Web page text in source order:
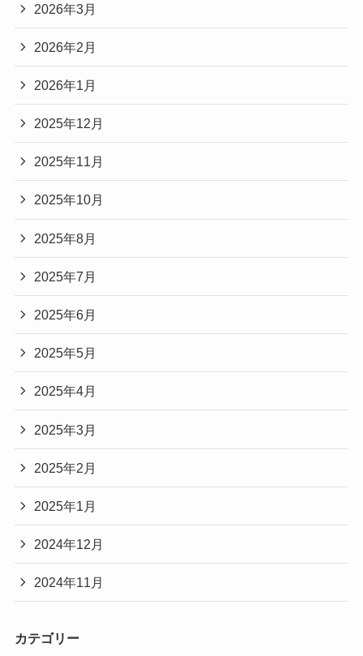
2026年3月
2026年2月
2026年1月
2025年12月
2025年11月
2025年10月
2025年8月
2025年7月
2025年6月
2025年5月
2025年4月
2025年3月
2025年2月
2025年1月
2024年12月
2024年11月
カテゴリー